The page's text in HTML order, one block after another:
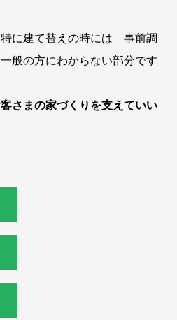
に建て替えの時には 事前調
般の方にわからない部分です
さまの家づくりを支えていい